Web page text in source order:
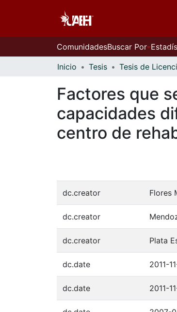
ComunidadesBuscar Por
Inicio Tesis Tesis de
Factores que
capacidades
centro de
dc.creator Flores
dc.creator
dc.creator Plata
dc.date 2011-
dc.date 2011-